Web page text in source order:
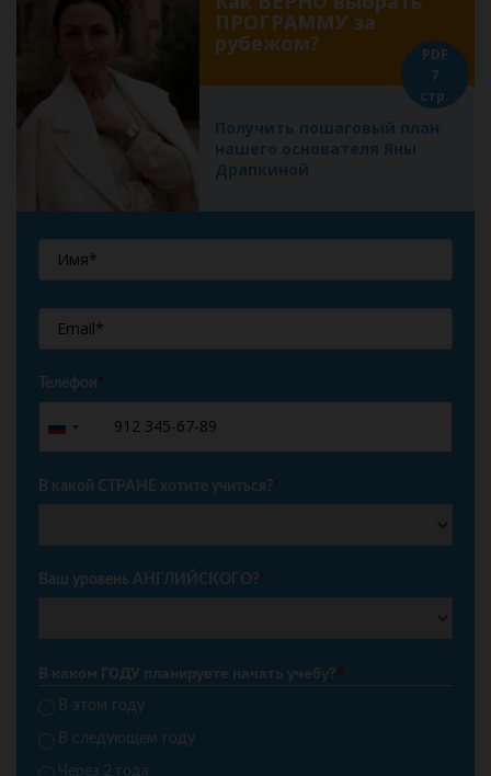
ПРОГРАММУ за
рубежом?
Получить пошаговый план
нашего основателя Яны
Драпкиной
PDF
7
стр.
Телефон*
Russia
+7
В какой СТРАНЕ хотите учиться?*
Ваш уровень АНГЛИЙСКОГО?*
В каком ГОДУ планируете начать учебу?*
В этом году
В следующем году
Через 2 года